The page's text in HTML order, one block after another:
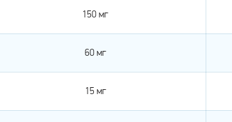
150 мг
60 мг
15 мг